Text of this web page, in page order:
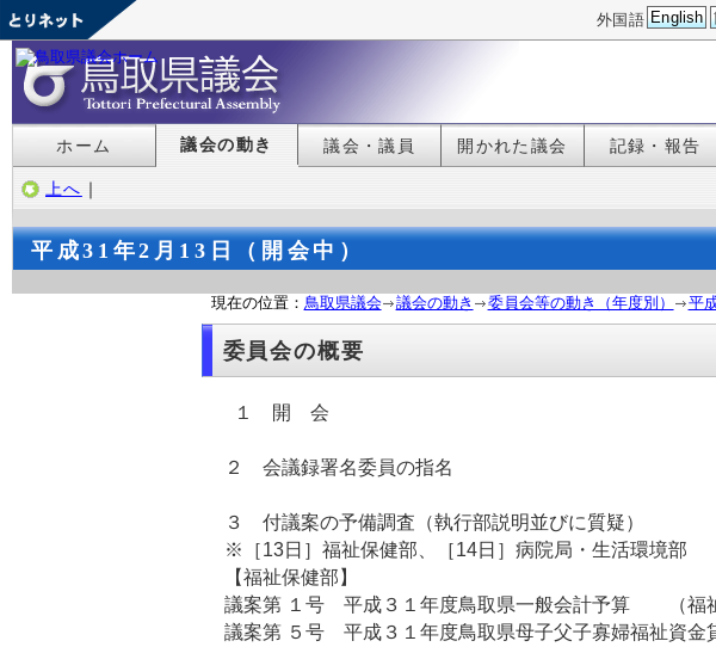
外国語 English
ホーム 議会の動き 議会・議員 開かれた議会 記録・報告
上へ ｜
平成31年2月13日（開会中）
現在の位置： 鳥取県議会 議会の動き 委員会等の動き（年度別） 平
委員会の概要
１ 開 会
２ 会議録署名委員の指名
３ 付議案の予備調査（執行部説明並びに質疑）
※［13日］福祉保健部、［14日］病院局・生活環境部
【福祉保健部】
議案第 １号 平成３１年度鳥取県一般会計予算 （福祉
議案第 ５号 平成３１年度鳥取県母子父子寡婦福祉資金